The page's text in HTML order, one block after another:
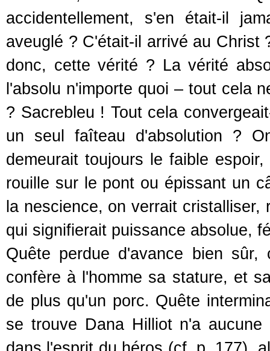
accidentellement, s'en était-il
aveuglé ? C'était-il arrivé au Christ
donc, cette vérité ? La vérité
l'absolu n'importe quoi – tout cela
? Sacrebleu ! Tout cela
un seul faîteau d'absolution ?
demeurait toujours le faible
rouille sur le pont ou épissant un
la nescience, on verrait
qui signifierait puissance absolue,
Quête perdue d'avance bien
confère à l'homme sa stature, et
de plus qu'un porc. Quête
se trouve Dana Hilliot n'a